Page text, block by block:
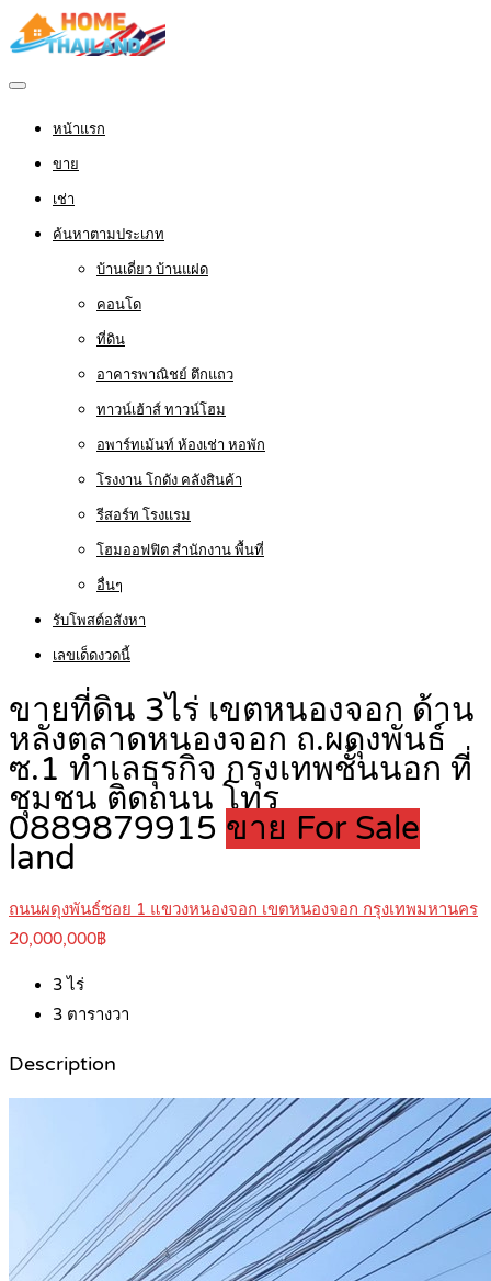
หน้าแรก
ขาย
เช่า
ค้นหาตามประเภท
บ้านเดี่ยว บ้านแฝด
คอนโด
ที่ดิน
อาคารพาณิชย์ ตึกแถว
ทาวน์เฮ้าส์ ทาวน์โฮม
อพาร์ทเม้นท์ ห้องเช่า หอพัก
โรงงาน โกดัง คลังสินค้า
รีสอร์ท โรงแรม
โฮมออฟฟิต สำนักงาน พื้นที่
อื่นๆ
รับโพสต์อสังหา
เลขเด็ดงวดนี้
ขายที่ดิน 3ไร่ เขตหนองจอก ด้าน
หลังตลาดหนองจอก ถ.ผดุงพันธ์
ซ.1 ทำเลธุรกิจ กรุงเทพชั้นนอก ที่
ชุมชน ติดถนน โทร
0889879915 ขาย For Sale
land
ถนนผดุงพันธ์ซอย 1 แขวงหนองจอก เขตหนองจอก กรุงเทพมหานคร
20,000,000฿
3ไร่
3 ตารางวา
Description